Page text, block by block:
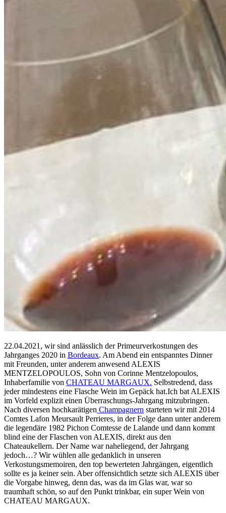
22.04.2021, wir sind anlässlich der Primeurverkostungen des
Jahrganges 2020 in Bordeaux. Am Abend ein entspanntes Dinner
mit Freunden, unter anderem anwesend ALEXIS
MENTZELOPOULOS, Sohn von Corinne Mentzelopoulos,
Inhaberfamilie von CHATEAU MARGAUX. Selbstredend, dass
jeder mindestens eine Flasche Wein im Gepäck hat.Ich bat ALEXIS
im Vorfeld explizit einen Überraschungs-Jahrgang mitzubringen.
Nach diversen hochkarätigen Champagnern starteten wir mit 2014
Comtes Lafon Meursault Perrieres, in der Folge dann unter anderem
die legendäre 1982 Pichon Comtesse de Lalande und dann kommt
blind eine der Flaschen von ALEXIS, direkt aus den
Chateaukellern. Der Name war naheliegend, der Jahrgang
jedoch…? Wir wühlen alle gedanklich in unseren
Verkostungsmemoiren, den top bewerteten Jahrgängen, eigentlich
sollte es ja keiner sein. Aber offensichtlich setzte sich ALEXIS über
die Vorgabe hinweg, denn das, was da im Glas war, war so
traumhaft schön, so auf den Punkt trinkbar, ein super Wein von
CHATEAU MARGAUX.